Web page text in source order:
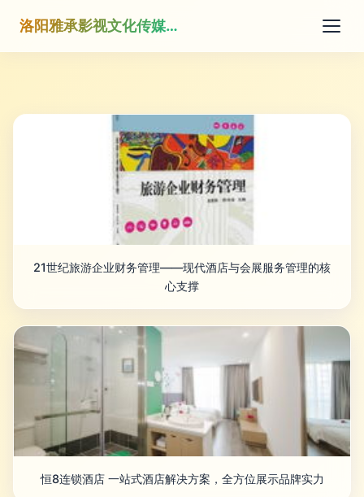
洛阳雅承影视文化传媒有限公司
21世纪旅游企业财务管理——现代酒店与会展服务管理的核
心支撑
恒8连锁酒店 一站式酒店解决方案，全方位展示品牌实力